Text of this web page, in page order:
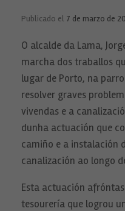
Publicado el 7 de marzo de
O alcalde da Lama,
marcha dos traballos
lugar de Porto, na
resolver graves
vivendas e a
dunha actuación que
camiño e a instalación
canalización ao longo
Esta actuación
tesourería que logrou